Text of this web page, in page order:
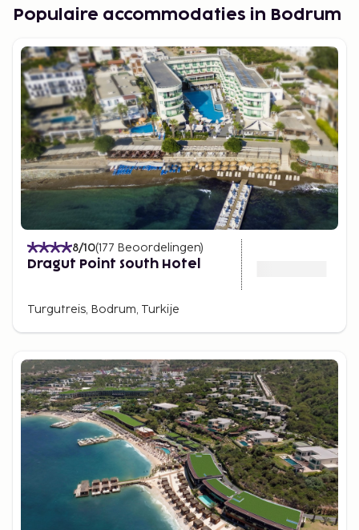
Populaire accommodaties in Bodrum
8/10(177 Beoordelingen)
Dragut Point South Hotel
Turgutreis, Bodrum, Turkije